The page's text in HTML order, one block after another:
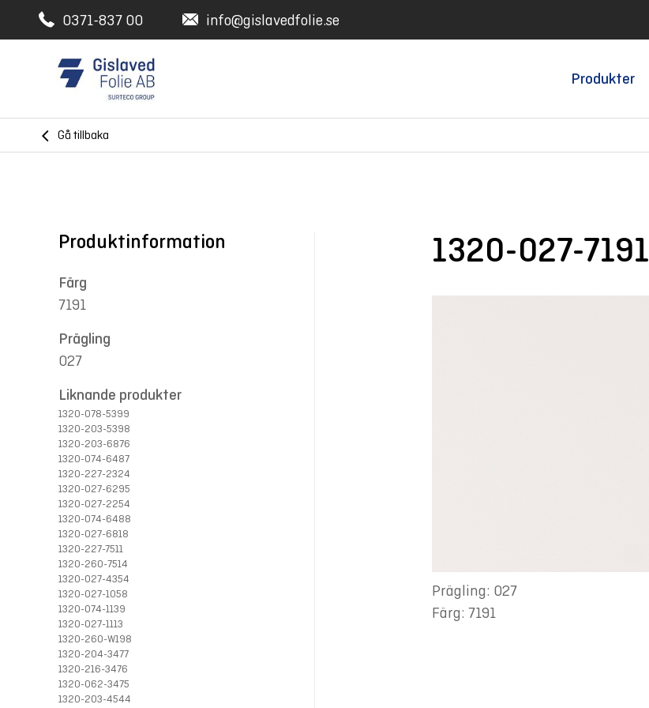
0371-837 00 info@gislavedfolie.se
Produkter
Gå tillbaka
1320-027-7191
Prägling: 027
Färg: 7191
Produktinformation
Färg
7191
Prägling
027
Liknande produkter
1320-078-5399
1320-203-5398
1320-203-6876
1320-074-6487
1320-227-2324
1320-027-6295
1320-027-2254
1320-074-6488
1320-027-6818
1320-227-7511
1320-260-7514
1320-027-4354
1320-027-1058
1320-074-1139
1320-027-1113
1320-260-W198
1320-204-3477
1320-216-3476
1320-062-3475
1320-203-4544